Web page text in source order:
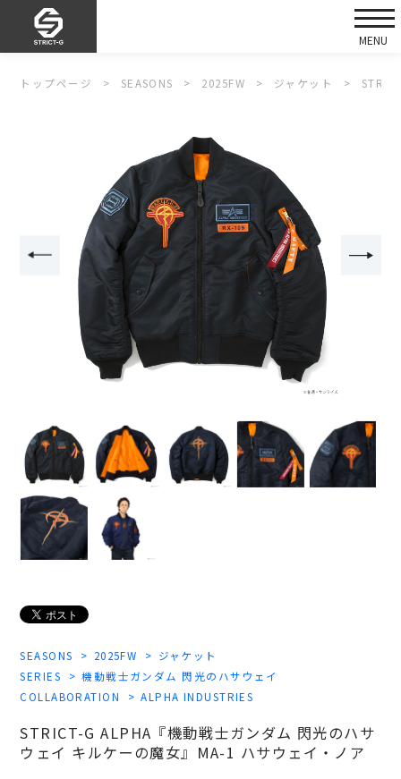
トップページ SEASONS 2025FW ジャケット
SEASONS 2025FW
ジャケット
SERIES
機動戦士ガンダム 閃光のハサウェイ
COLLABORATION
ALPHA INDUSTRIES
STRICT-G ALPHA『機動戦士ガンダム 閃光のハサ
ウェイ キルケーの魔女』MA-1 ハサウェイ・ノア